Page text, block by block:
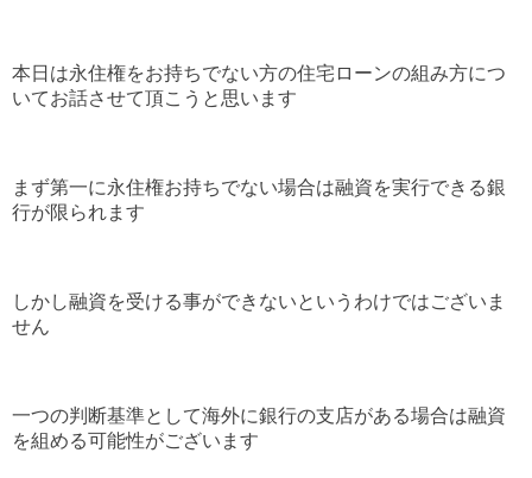
本日は永住権をお持ちでない方の住宅ローンの組み方につ
いてお話させて頂こうと思います
まず第一に永住権お持ちでない場合は融資を実行できる銀
行が限られます
しかし融資を受ける事ができないというわけではございま
せん
一つの判断基準として海外に銀行の支店がある場合は融資
を組める可能性がございます